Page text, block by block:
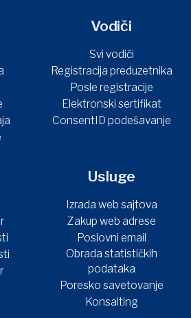
Vodiči
Svi vodiči
Registracija preduzetnika
Posle registracije
Elektronski sertifikat
ConsentID podešavanje
Usluge
Izrada web sajtova
Zakup web adrese
Poslovni email
Obrada statističkih
podataka
Poresko savetovanje
Konsalting